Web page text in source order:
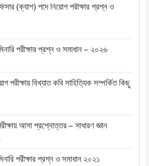
(ক্যাশ) পদে নিয়োগ পরীক্ষার প্রশ্ন ও
পরীক্ষার প্রশ্ন ও সমাধান – ২০২৬
পরীক্ষায় বিখ্যাত কবি সাহিত্যিক সম্পর্কিত কিছু
আসা প্রশ্নোত্তর – সাধারণ জ্ঞান
পরীক্ষার প্রশ্ন ও সমাধান ২০২১